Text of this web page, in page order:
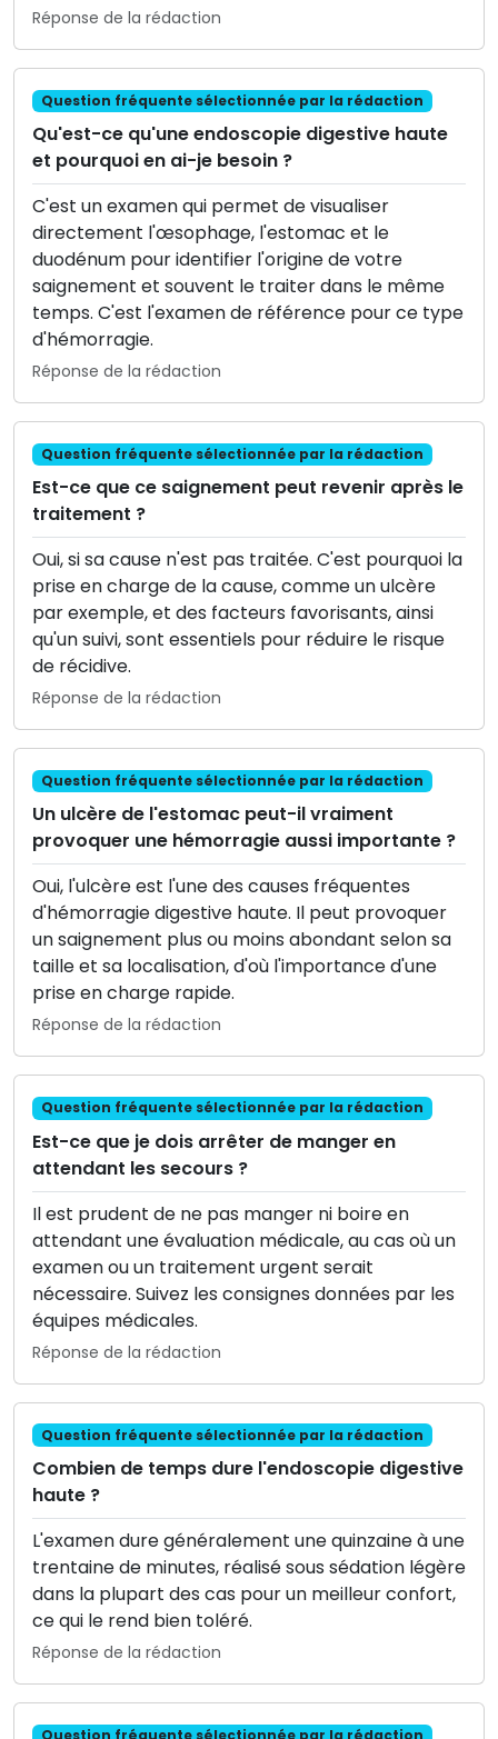
Réponse de la rédaction
Question fréquente sélectionnée par la rédaction
Qu'est-ce qu'une endoscopie digestive haute
et pourquoi en ai-je besoin ?
C'est un examen qui permet de visualiser
directement l'œsophage, l'estomac et le
duodénum pour identifier l'origine de votre
saignement et souvent le traiter dans le même
temps. C'est l'examen de référence pour ce type
d'hémorragie.
Réponse de la rédaction
Question fréquente sélectionnée par la rédaction
Est-ce que ce saignement peut revenir après le
traitement ?
Oui, si sa cause n'est pas traitée. C'est pourquoi la
prise en charge de la cause, comme un ulcère
par exemple, et des facteurs favorisants, ainsi
qu'un suivi, sont essentiels pour réduire le risque
de récidive.
Réponse de la rédaction
Question fréquente sélectionnée par la rédaction
Un ulcère de l'estomac peut-il vraiment
provoquer une hémorragie aussi importante ?
Oui, l'ulcère est l'une des causes fréquentes
d'hémorragie digestive haute. Il peut provoquer
un saignement plus ou moins abondant selon sa
taille et sa localisation, d'où l'importance d'une
prise en charge rapide.
Réponse de la rédaction
Question fréquente sélectionnée par la rédaction
Est-ce que je dois arrêter de manger en
attendant les secours ?
Il est prudent de ne pas manger ni boire en
attendant une évaluation médicale, au cas où un
examen ou un traitement urgent serait
nécessaire. Suivez les consignes données par les
équipes médicales.
Réponse de la rédaction
Question fréquente sélectionnée par la rédaction
Combien de temps dure l'endoscopie digestive
haute ?
L'examen dure généralement une quinzaine à une
trentaine de minutes, réalisé sous sédation légère
dans la plupart des cas pour un meilleur confort,
ce qui le rend bien toléré.
Réponse de la rédaction
Question fréquente sélectionnée par la rédaction